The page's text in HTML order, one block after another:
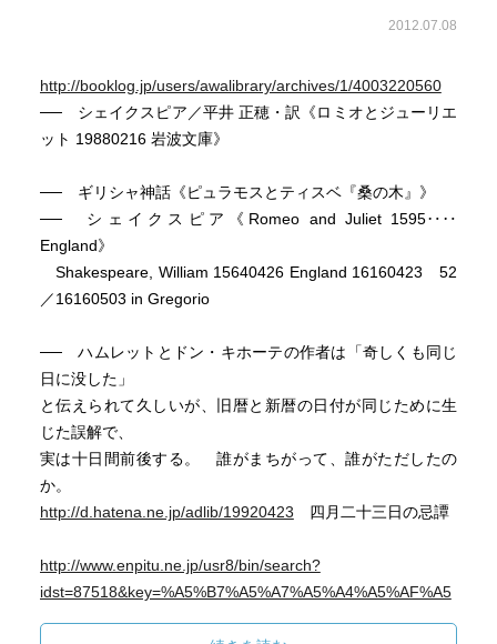
2012.07.08
http://booklog.jp/users/awalibrary/archives/1/4003220560
── シェイクスピア／平井 正穂・訳《ロミオとジューリエ
ット 19880216 岩波文庫》
── ギリシャ神話《ピュラモスとティスベ『桑の木』》
── シェイクスピア《Romeo and Juliet 1595‥‥
England》
Shakespeare, William 15640426 England 16160423 52
／16160503 in Gregorio
── ハムレットとドン・キホーテの作者は「奇しくも同じ
日に没した」
と伝えられて久しいが、旧暦と新暦の日付が同じために生
じた誤解で、
実は十日間前後する。 誰がまちがって、誰がただしたの
か。
http://d.hatena.ne.jp/adlib/19920423 四月二十三日の忌譚
http://www.enpitu.ne.jp/usr8/bin/search?
idst=87518&key=%A5%B7%A5%A7%A5%A4%A5%AF%A5